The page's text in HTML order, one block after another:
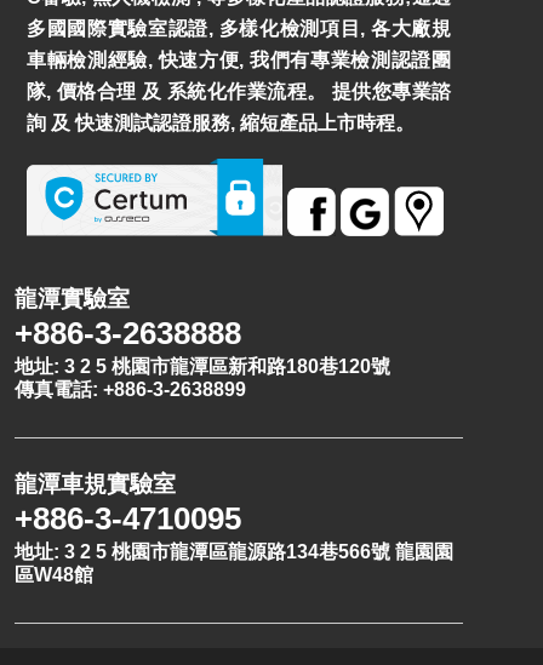
多國國際實驗室認證, 多樣化檢測項目, 各大廠規
車輛檢測經驗, 快速方便, 我們有專業檢測認證團
隊, 價格合理 及 系統化作業流程。 提供您專業諮
詢 及 快速測試認證服務, 縮短產品上市時程。
龍潭實驗室
+886-3-2638888
地址: 3 2 5 桃園市龍潭區新和路180巷120號
傳真電話: +886-3-2638899
龍潭車規實驗室
+886-3-4710095
地址: 3 2 5 桃園市龍潭區龍源路134巷566號 龍園園
區W48館